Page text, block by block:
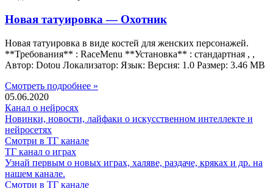
Новая татуировка — Охотник
Новая татуировка в виде костей для женских персонажей.
**Требования** : RaceMenu **Установка** : стандартная , ,
Автор: Dotou Локализатор: Язык: Версия: 1.0 Размер: 3.46 MB
Смотреть подробнее »
05.06.2020
Канал о нейросях
Новинки, новости, лайфаки о искусственном интеллекте и
нейросетях
Смотри в ТГ канале
ТГ канал о играх
Узнай первым о новых играх, халяве, раздаче, кряках и др. на
нашем канале.
Смотри в ТГ канале